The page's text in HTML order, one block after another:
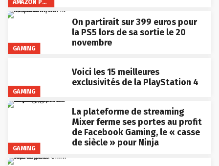
AMAZON PRIME VIDEO
GAMING
On partirait sur 399 euros pour
la PS5 lors de sa sortie le 20
novembre
GAMING
Voici les 15 meilleures
exclusivités de la PlayStation 4
GAMING
La plateforme de streaming
Mixer ferme ses portes au profit
de Facebook Gaming, le « casse
de siècle » pour Ninja